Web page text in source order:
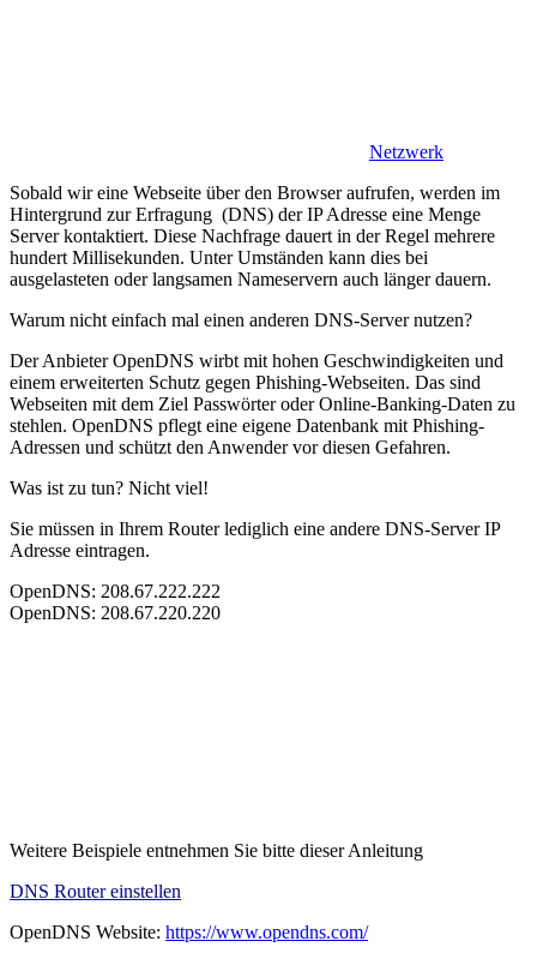
Netzwerk
Sobald wir eine Webseite über den Browser aufrufen, werden im
Hintergrund zur Erfragung (DNS) der IP Adresse eine Menge
Server kontaktiert. Diese Nachfrage dauert in der Regel mehrere
hundert Millisekunden. Unter Umständen kann dies bei
ausgelasteten oder langsamen Nameservern auch länger dauern.
Warum nicht einfach mal einen anderen DNS-Server nutzen?
Der Anbieter OpenDNS wirbt mit hohen Geschwindigkeiten und
einem erweiterten Schutz gegen Phishing-Webseiten. Das sind
Webseiten mit dem Ziel Passwörter oder Online-Banking-Daten zu
stehlen. OpenDNS pflegt eine eigene Datenbank mit Phishing-
Adressen und schützt den Anwender vor diesen Gefahren.
Was ist zu tun? Nicht viel!
Sie müssen in Ihrem Router lediglich eine andere DNS-Server IP
Adresse eintragen.
OpenDNS: 208.67.222.222
OpenDNS: 208.67.220.220
Weitere Beispiele entnehmen Sie bitte dieser Anleitung
DNS Router einstellen
OpenDNS Website: https://www.opendns.com/